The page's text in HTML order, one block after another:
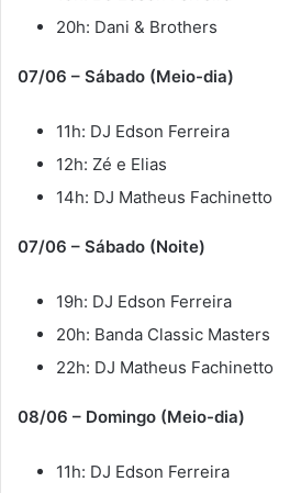
20h: Dani & Brothers
07/06 – Sábado (Meio-dia)
11h: DJ Edson Ferreira
12h: Zé e Elias
14h: DJ Matheus Fachinetto
07/06 – Sábado (Noite)
19h: DJ Edson Ferreira
20h: Banda Classic Masters
22h: DJ Matheus Fachinetto
08/06 – Domingo (Meio-dia)
11h: DJ Edson Ferreira